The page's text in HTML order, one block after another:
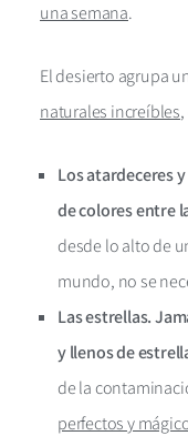
una semana.
El desierto agrupa
naturales increíbles
Los atardeceres
de colores entre
desde lo alto de
mundo, no se
Las estrellas.
y llenos de
de la
perfectos y